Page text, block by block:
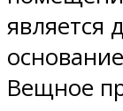
является
Вещное